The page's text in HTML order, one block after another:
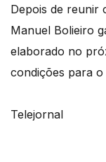
Depois de reunir
Manuel Bolieiro
elaborado no
condições para
Telejornal